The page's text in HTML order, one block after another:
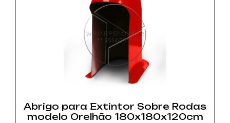
Abrigo para Extintor Sobre Rodas
modelo Orelhão 180x180x120cm